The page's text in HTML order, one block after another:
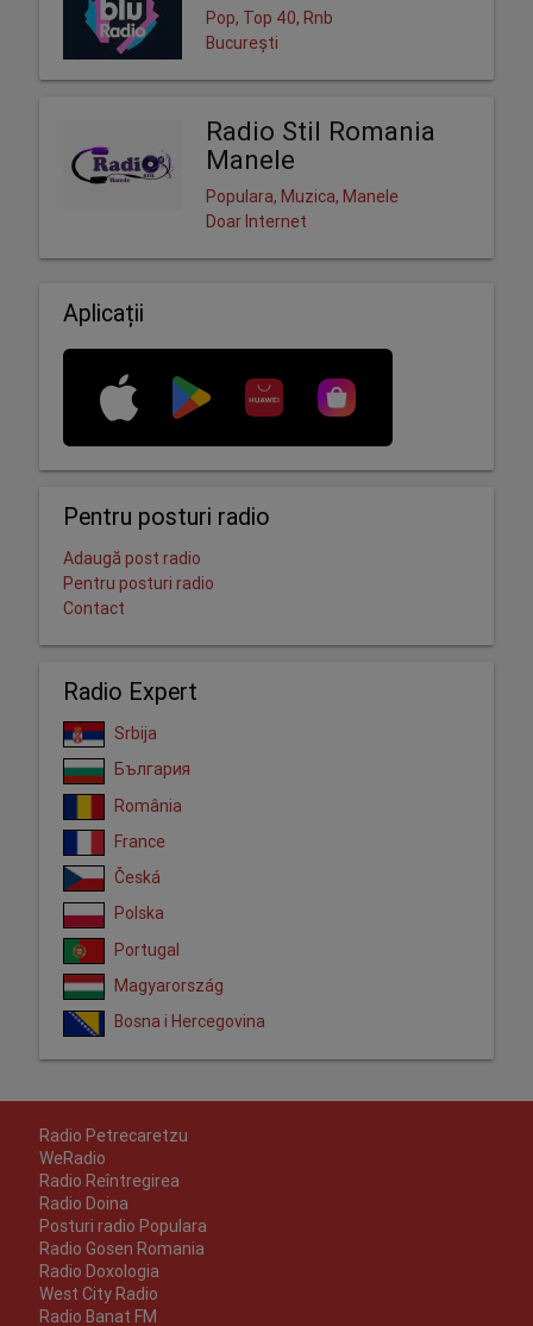
Pop, Top 40, Rnb
București
Radio Stil Romania
Manele
Populara, Muzica, Manele
Doar Internet
Aplicații
Pentru posturi radio
Adaugă post radio
Pentru posturi radio
Contact
Radio Expert
Srbija
България
România
France
Česká
Polska
Portugal
Magyarország
Bosna i Hercegovina
Radio Petrecaretzu
WeRadio
Radio Reîntregirea
Radio Doina
Posturi radio Populara
Radio Gosen Romania
Radio Doxologia
West City Radio
Radio Banat FM